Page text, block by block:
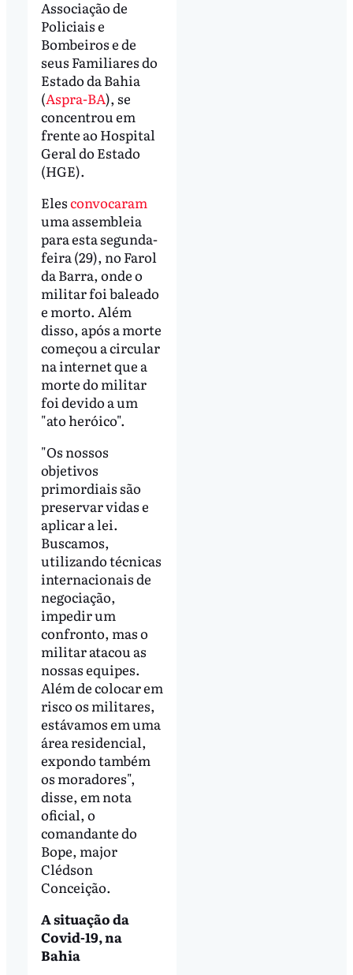
Associação de
Policiais e
Bombeiros e de
seus Familiares do
Estado da Bahia
(Aspra-BA), se
concentrou em
frente ao Hospital
Geral do Estado
(HGE).
Elesconvocaram
uma assembleia
para esta segunda-
feira (29), no Farol
da Barra, onde o
militar foi baleado
e morto. Além
disso, após a morte
começou a circular
na internet que a
morte do militar
foi devido a um
"ato heróico".
"Os nossos
objetivos
primordiais são
preservar vidas e
aplicar a lei.
Buscamos,
utilizando técnicas
internacionais de
negociação,
impedir um
confronto, mas o
militar atacou as
nossas equipes.
Além de colocar em
risco os militares,
estávamos em uma
área residencial,
expondo também
os moradores",
disse, em nota
oficial, o
comandante do
Bope, major
Clédson
Conceição.
A situação da
Covid-19, na
Bahia